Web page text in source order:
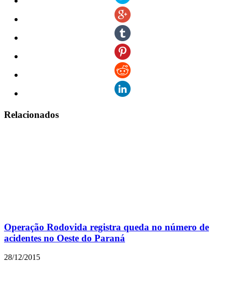
Relacionados
Operação Rodovida registra queda no número de
acidentes no Oeste do Paraná
28/12/2015